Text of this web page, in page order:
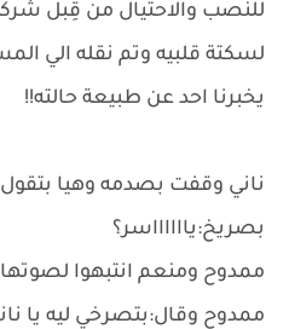
لسكتة قلبيه وتم نقله الي
يخبرنا احد عن طبيعة حالته!!
ناني وقفت بصدمه وهيا
بصريخ:يااااااسر؟
ممدوح ومنعم انتبهوا
ممدوح وقال:بتصرخي ليه يا